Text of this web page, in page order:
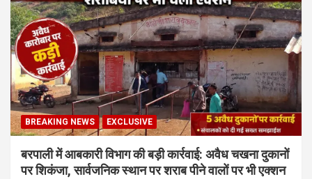
BREAKING NEWS EXCLUSIVE
बरपाली में आबकारी विभाग की बड़ी कार्रवाई: अवैध चखना दुकानों
पर शिकंजा, सार्वजनिक स्थान पर शराब पीने वालों पर भी एक्शन